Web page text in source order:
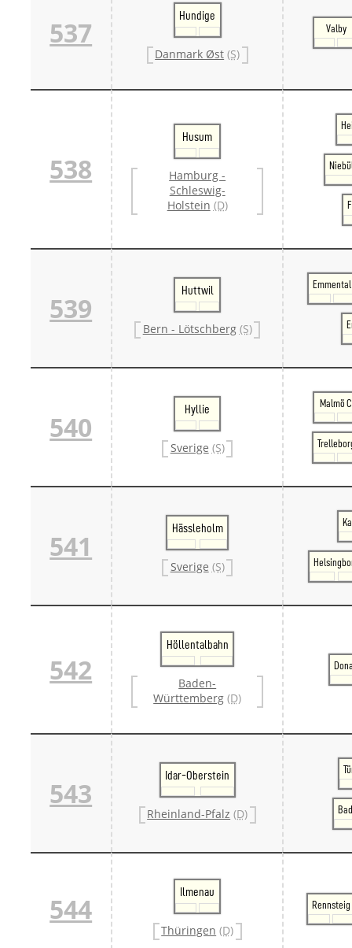
537
Hundige
Danmark Øst (S)
Valby
538
Husum
Hamburg -
Schleswig-
Holstein (D)
539
Huttwil
Bern - Lötschberg (S)
Emmental
540
Hyllie
Sverige (S)
Malmö C
541
Hässleholm
Sverige (S)
542
Höllentalbahn
Baden-
Württemberg (D)
543
Idar-Oberstein
Rheinland-Pfalz (D)
544
Ilmenau
Thüringen (D)
Rennsteig